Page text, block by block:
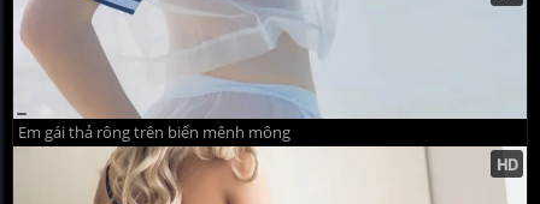
Em gái thả rông trên biển mênh mông